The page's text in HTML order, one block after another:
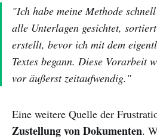
"Ich habe meine Methode
alle Unterlagen gesichtet,
erstellt, bevor ich mit dem
Textes begann. Diese Vorarbeit
vor äußerst zeitaufwendig."
Eine weitere Quelle der
Zustellung von Dokumenten.